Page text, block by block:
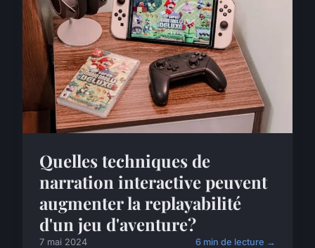
Quelles techniques de
narration interactive peuvent
augmenter la replayabilité
d'un jeu d'aventure?
7 mai 2024 6 min de lecture →